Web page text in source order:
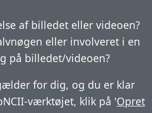
af billedet eller videoen?
eller involveret i en
på billedet/videoen?
for dig, og du er klar
værktøjet, klik på 'Opret